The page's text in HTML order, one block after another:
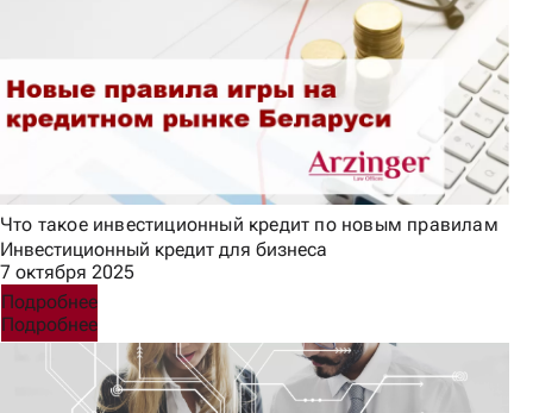
Что такое инвестиционный кредит по новым правилам
Инвестиционный кредит для бизнеса
7 октября 2025
Подробнее
Подробнее